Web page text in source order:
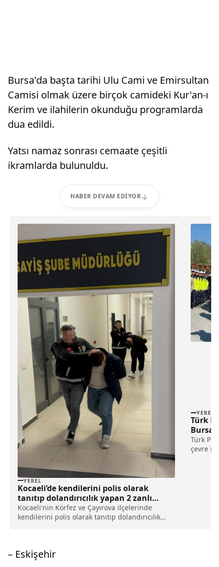
Bursa'da başta tarihi Ulu Cami ve Emirsultan
Camisi olmak üzere birçok camideki Kur'an-ı
Kerim ve ilahilerin okunduğu programlarda
dua edildi.
Yatsı namaz sonrası cemaate çeşitli
ikramlarda bulunuldu.
HABER DEVAM EDIYOR
YEREL
Kocaeli’de kendilerini polis olarak
tanıtıp dolandırıcılık yapan 2 zanlı
tutuklandı haberi
Kocaeli'nin Körfez ve Çayırova ilçelerinde
kendilerini polis olarak tanıtıp dolandırıcılık
kendilerini polis ...
YEREL
Türk
Bursa
Türk
çevre
– Eskişehir